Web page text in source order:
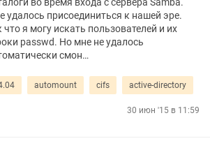
удалось присоединиться к нашей эре.
что я могу искать пользователей и их
passwd. Но мне не удалось
смон…
automount cifs active-directory
30 июн '15 в 11:59